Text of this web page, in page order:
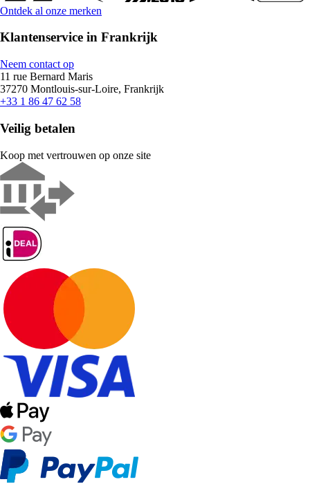
Ontdek al onze merken
Klantenservice in Frankrijk
Neem contact op
11 rue Bernard Maris
37270 Montlouis-sur-Loire, Frankrijk
+33 1 86 47 62 58
Veilig betalen
Koop met vertrouwen op onze site